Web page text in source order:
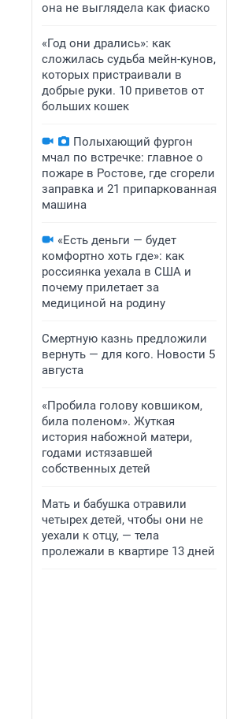
она не выглядела как фиаско
«Год они дрались»: как
сложилась судьба мейн-кунов,
которых пристраивали в
добрые руки. 10 приветов от
больших кошек
Полыхающий фургон
мчал по встречке: главное о
пожаре в Ростове, где сгорели
заправка и 21 припаркованная
машина
«Есть деньги — будет
комфортно хоть где»: как
россиянка уехала в США и
почему прилетает за
медициной на родину
Смертную казнь предложили
вернуть — для кого. Новости 5
августа
«Пробила голову ковшиком,
била поленом». Жуткая
история набожной матери,
годами истязавшей
собственных детей
Мать и бабушка отравили
четырех детей, чтобы они не
уехали к отцу, — тела
пролежали в квартире 13 дней